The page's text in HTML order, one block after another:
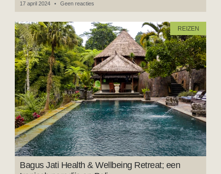
17 april 2024 Geen reacties
REIZEN
Bagus Jati Health & Wellbeing Retreat; een